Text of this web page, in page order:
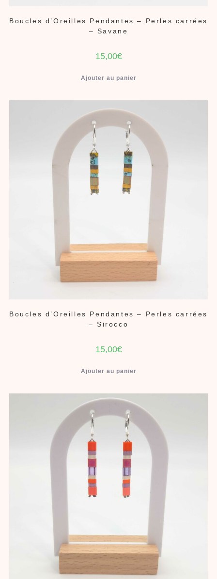
Boucles d’Oreilles Pendantes – Perles carrées
– Savane
15,00€
Ajouter au panier
Boucles d’Oreilles Pendantes – Perles carrées
– Sirocco
15,00€
Ajouter au panier